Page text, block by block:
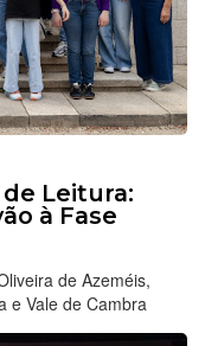
Leitura:
à Fase
de Azeméis,
e Vale de Cambra